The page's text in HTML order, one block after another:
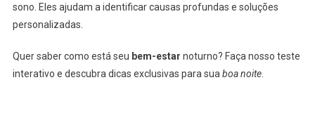
sono. Eles ajudam a identificar causas profundas e soluções
personalizadas.
Quer saber como está seu bem-estar noturno? Faça nosso teste
interativo e descubra dicas exclusivas para sua boa noite.